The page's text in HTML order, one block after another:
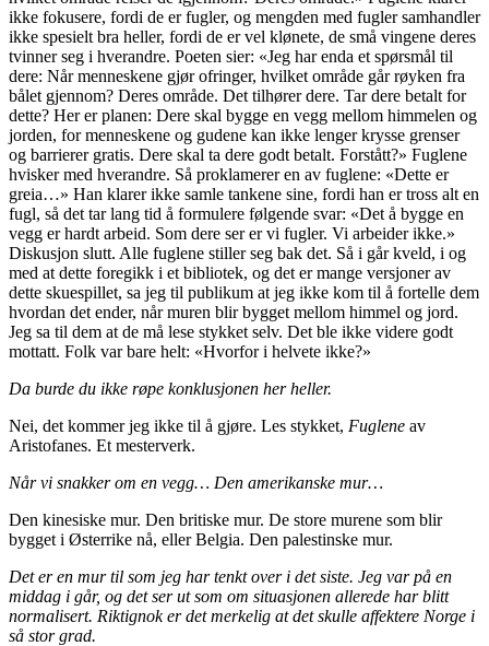
ikke fokusere, fordi de er fugler, og mengden med fugler samhandler
ikke spesielt bra heller, fordi de er vel klønete, de små vingene deres
tvinner seg i hverandre. Poeten sier: «Jeg har enda et spørsmål til
dere: Når menneskene gjør ofringer, hvilket område går røyken fra
bålet gjennom? Deres område. Det tilhører dere. Tar dere betalt for
dette? Her er planen: Dere skal bygge en vegg mellom himmelen og
jorden, for menneskene og gudene kan ikke lenger krysse grenser
og barrierer gratis. Dere skal ta dere godt betalt. Forstått?» Fuglene
hvisker med hverandre. Så proklamerer en av fuglene: «Dette er
greia…» Han klarer ikke samle tankene sine, fordi han er tross alt en
fugl, så det tar lang tid å formulere følgende svar: «Det å bygge en
vegg er hardt arbeid. Som dere ser er vi fugler. Vi arbeider ikke.»
Diskusjon slutt. Alle fuglene stiller seg bak det. Så i går kveld, i og
med at dette foregikk i et bibliotek, og det er mange versjoner av
dette skuespillet, sa jeg til publikum at jeg ikke kom til å fortelle dem
hvordan det ender, når muren blir bygget mellom himmel og jord.
Jeg sa til dem at de må lese stykket selv. Det ble ikke videre godt
mottatt. Folk var bare helt: «Hvorfor i helvete ikke?»
Da burde du ikke røpe konklusjonen her heller.
Nei, det kommer jeg ikke til å gjøre. Les stykket, Fuglene av
Aristofanes. Et mesterverk.
Når vi snakker om en vegg… Den amerikanske mur…
Den kinesiske mur. Den britiske mur. De store murene som blir
bygget i Østerrike nå, eller Belgia. Den palestinske mur.
Det er en mur til som jeg har tenkt over i det siste. Jeg var på en
middag i går, og det ser ut som om situasjonen allerede har blitt
normalisert. Riktignok er det merkelig at det skulle affektere Norge i
så stor grad.